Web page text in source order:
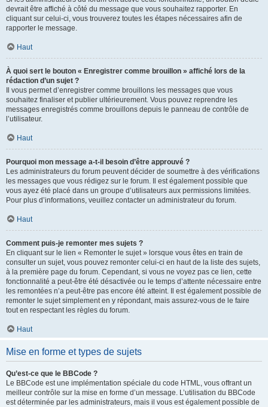
devrait être affiché à côté du message que vous souhaitez rapporter. En
cliquant sur celui-ci, vous trouverez toutes les étapes nécessaires afin de
rapporter le message.
Haut
À quoi sert le bouton « Enregistrer comme brouillon » affiché lors de la
rédaction d’un sujet ?
Il vous permet d’enregistrer comme brouillons les messages que vous
souhaitez finaliser et publier ultérieurement. Vous pouvez reprendre les
messages enregistrés comme brouillons depuis le panneau de contrôle de
l’utilisateur.
Haut
Pourquoi mon message a-t-il besoin d’être approuvé ?
Les administrateurs du forum peuvent décider de soumettre à des vérifications
les messages que vous rédigez sur le forum. Il est également possible que
vous ayez été placé dans un groupe d’utilisateurs aux permissions limitées.
Pour plus d’informations, veuillez contacter un administrateur du forum.
Haut
Comment puis-je remonter mes sujets ?
En cliquant sur le lien « Remonter le sujet » lorsque vous êtes en train de
consulter un sujet, vous pouvez remonter celui-ci en haut de la liste des sujets,
à la première page du forum. Cependant, si vous ne voyez pas ce lien, cette
fonctionnalité a peut-être été désactivée ou le temps d’attente nécessaire entre
les remontées n’a peut-être pas encore été atteint. Il est également possible de
remonter le sujet simplement en y répondant, mais assurez-vous de le faire
tout en respectant les règles du forum.
Haut
Mise en forme et types de sujets
Qu’est-ce que le BBCode ?
Le BBCode est une implémentation spéciale du code HTML, vous offrant un
meilleur contrôle sur la mise en forme d’un message. L’utilisation du BBCode
est déterminée par les administrateurs, mais il vous est également possible de